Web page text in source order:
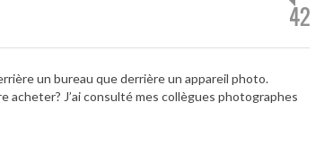
42
un bureau que derrière un appareil photo.
acheter? J’ai consulté mes collègues photographes